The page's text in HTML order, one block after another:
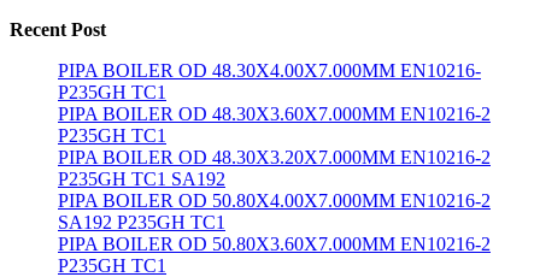
Recent Post
PIPA BOILER OD 48.30X4.00X7.000MM EN10216-
P235GH TC1
PIPA BOILER OD 48.30X3.60X7.000MM EN10216-2
P235GH TC1
PIPA BOILER OD 48.30X3.20X7.000MM EN10216-2
P235GH TC1 SA192
PIPA BOILER OD 50.80X4.00X7.000MM EN10216-2
SA192 P235GH TC1
PIPA BOILER OD 50.80X3.60X7.000MM EN10216-2
P235GH TC1